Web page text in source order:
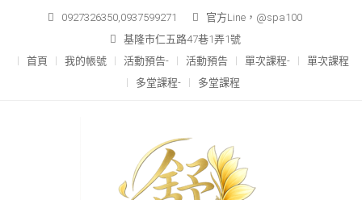
content
0927326350,0937599271
官方Line，@spa100
基隆市仁五路47巷1弄1號
首頁
我的帳號 活動預告- 活動預告 單次課程-
單次課程
多堂課程-
多堂課程